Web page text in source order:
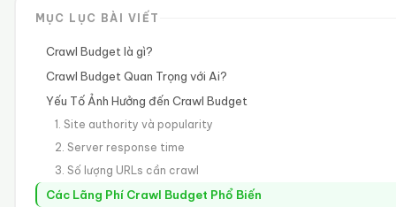
MỤC LỤC BÀI VIẾT
Crawl Budget là gì?
Crawl Budget Quan Trọng với Ai?
Yếu Tố Ảnh Hưởng đến Crawl Budget
1. Site authority và popularity
2. Server response time
3. Số lượng URLs cần crawl
Các Lãng Phí Crawl Budget Phổ Biến